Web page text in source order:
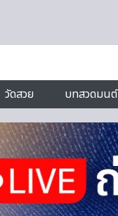
วัดสวย บทสวดมนต์